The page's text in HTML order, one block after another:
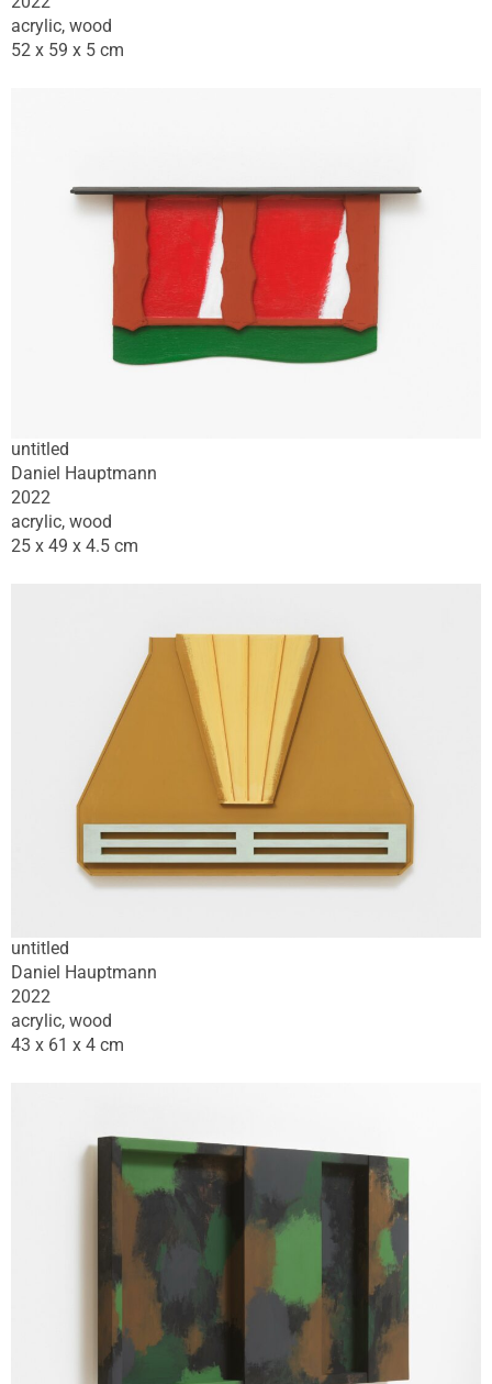
acrylic, wood
52 x 59 x 5 cm
untitled
Daniel Hauptmann
2022
acrylic, wood
25 x 49 x 4.5 cm
untitled
Daniel Hauptmann
2022
acrylic, wood
43 x 61 x 4 cm